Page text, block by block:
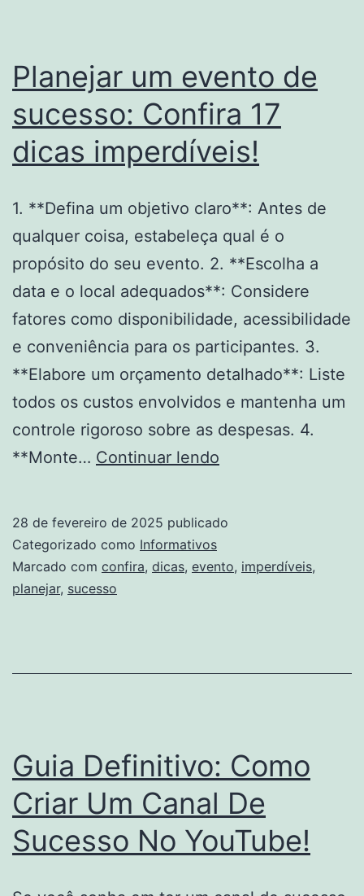
Planejar um evento de
sucesso: Confira 17
dicas imperdíveis!
1. **Defina um objetivo claro**: Antes de
qualquer coisa, estabeleça qual é o
propósito do seu evento. 2. **Escolha a
data e o local adequados**: Considere
fatores como disponibilidade, acessibilidade
e conveniência para os participantes. 3.
**Elabore um orçamento detalhado**: Liste
todos os custos envolvidos e mantenha um
controle rigoroso sobre as despesas. 4.
**Monte… Continuar lendo
sucesso:
imperdíveis!
28 de fevereiro de 2025 publicado
Categorizado como Informativos
Marcado com confira, dicas, evento, imperdíveis,
planejar, sucesso
Guia Definitivo: Como
Criar Um Canal De
Sucesso No YouTube!